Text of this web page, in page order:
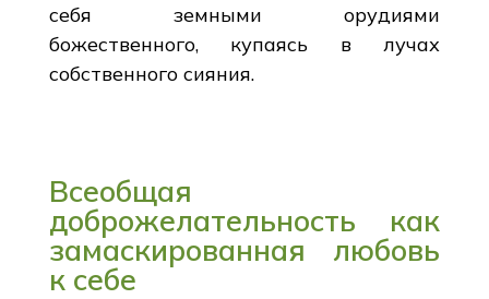
себя земными орудиями
божественного, купаясь в лучах
собственного сияния.
Всеобщая
доброжелательность как
замаскированная любовь
к себе